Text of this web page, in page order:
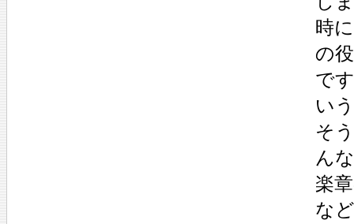
時
の
で
い
そ
ん
楽
な